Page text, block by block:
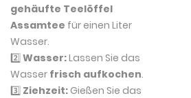
gehäufte Teelöffel
Assamtee für einen Liter
Wasser.
2️⃣Wasser:Lassen Sie das
Wasser frisch aufkochen.
3️⃣ Ziehzeit: Gießen Sie das